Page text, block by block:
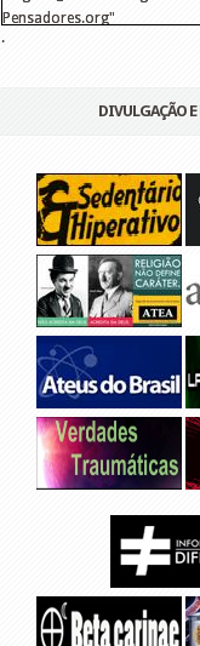
Pensadores.org"
src="http://lh6.ggpht.com/
.
DIVULGAÇÃO E